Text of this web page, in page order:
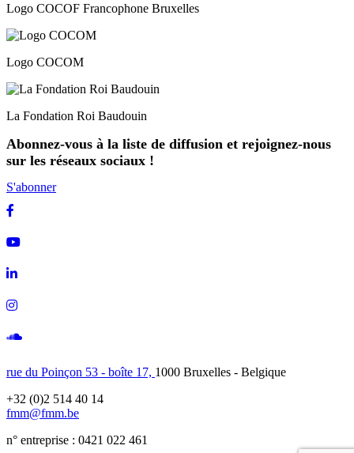
Logo COCOF Francophone Bruxelles
Logo COCOM
La Fondation Roi Baudouin
Abonnez-vous à la liste de diffusion et rejoignez-nous
sur les réseaux sociaux !
S'abonner
rue du Poinçon 53 - boîte 17, 1000 Bruxelles - Belgique
+32 (0)2 514 40 14
fmm@fmm.be
n° entreprise : 0421 022 461